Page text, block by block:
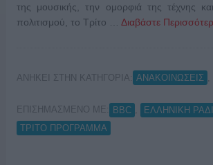
της μουσικής, την ομορφιά της τέχνης
πολιτισμού, το Τρίτο … Διαβάστε
ΑΝΗΚΕΙ ΣΤΗΝ ΚΑΤΗΓΟΡΙΑ: ΑΝΑΚΟΙΝΩΣΕΙΣ
ΕΠΙΣΗΜΑΣΜΕΝΟ ΜΕ: BBC ΕΛΛΗΝΙΚΗ
ΤΡΙΤΟ ΠΡΟΓΡΑΜΜΑ